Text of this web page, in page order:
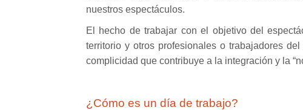
nuestros espectáculos.
El hecho de trabajar con el objetivo del
territorio y otros profesionales o trabajadores
complicidad que contribuye a la integración y la
¿Cómo es un día de trabajo?